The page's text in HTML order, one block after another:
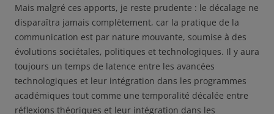
Mais malgré ces apports, je reste prudente : le décalage ne
disparaîtra jamais complètement, car la pratique de la
communication est par nature mouvante, soumise à des
évolutions sociétales, politiques et technologiques. Il y aura
toujours un temps de latence entre les avancées
technologiques et leur intégration dans les programmes
académiques tout comme une temporalité décalée entre
réflexions théoriques et leur intégration dans les